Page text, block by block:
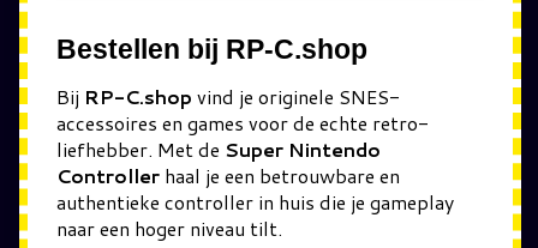
Bestellen bij RP-C.shop
Bij RP-C.shop vind je originele SNES-
accessoires en games voor de echte retro-
liefhebber. Met de Super Nintendo
Controller haal je een betrouwbare en
authentieke controller in huis die je gameplay
naar een hoger niveau tilt.